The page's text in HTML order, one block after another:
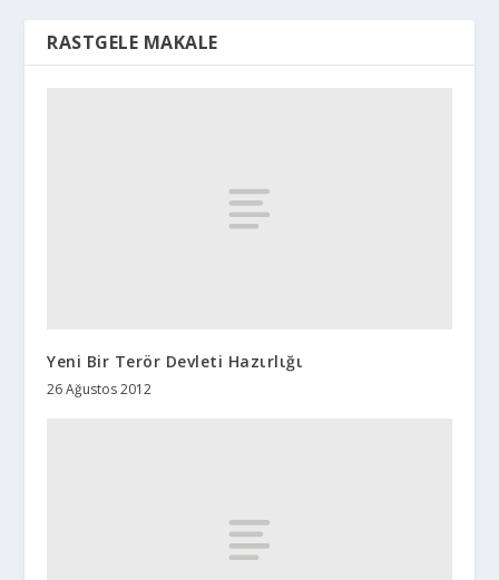
RASTGELE MAKALE
Yeni Bir Terör Devleti Hazιrlιğι
26 Ağustos 2012